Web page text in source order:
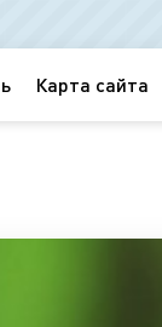
Карта сайта